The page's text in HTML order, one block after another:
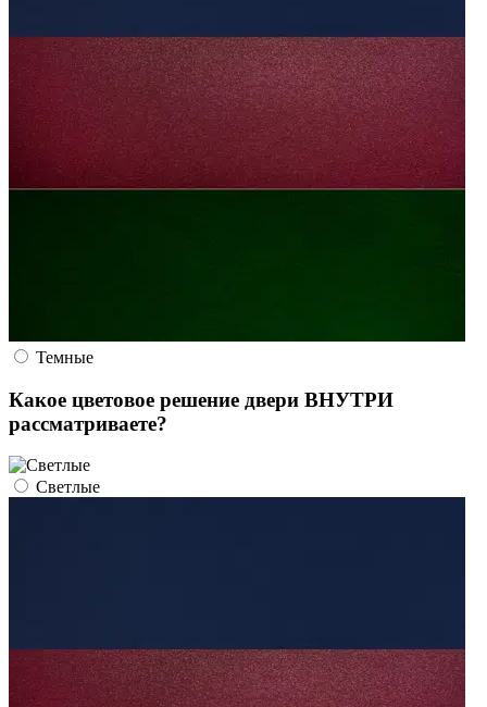
Темные
Какое цветовое решение двери ВНУТРИ
рассматриваете?
Светлые